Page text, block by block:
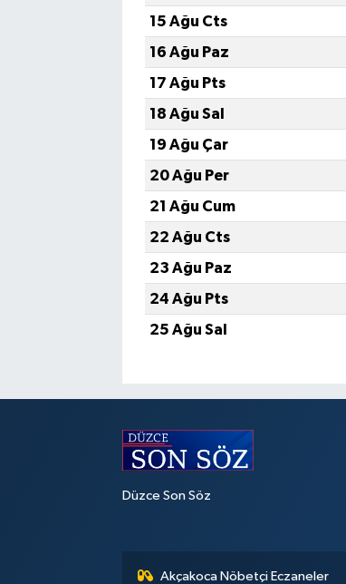
15 Ağu Cts
16 Ağu Paz
17 Ağu Pts
18 Ağu Sal
19 Ağu Çar
20 Ağu Per
21 Ağu Cum
22 Ağu Cts
23 Ağu Paz
24 Ağu Pts
25 Ağu Sal
Düzce Son Söz
Akçakoca Nöbetçi Eczaneler